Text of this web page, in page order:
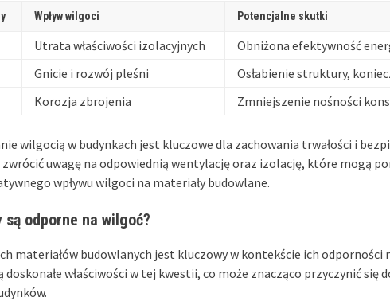
Wpływ wilgoci Potencjalne skutki
Utrata właściwości izolacyjnych
Obniżona efektywność
Gnicie i rozwój pleśni
Osłabienie struktury,
Korozja zbrojenia Zmniejszenie nośności
wilgocią w budynkach jest kluczowe dla zachowania trwałości i
uwagę na odpowiednią wentylację oraz izolację, które mogą
wpływu wilgoci na materiały budowlane.
odporne na wilgoć?
materiałów budowlanych jest kluczowy w kontekście ich odporności
doskonałe właściwości w tej kwestii, co może znacząco przyczynić się